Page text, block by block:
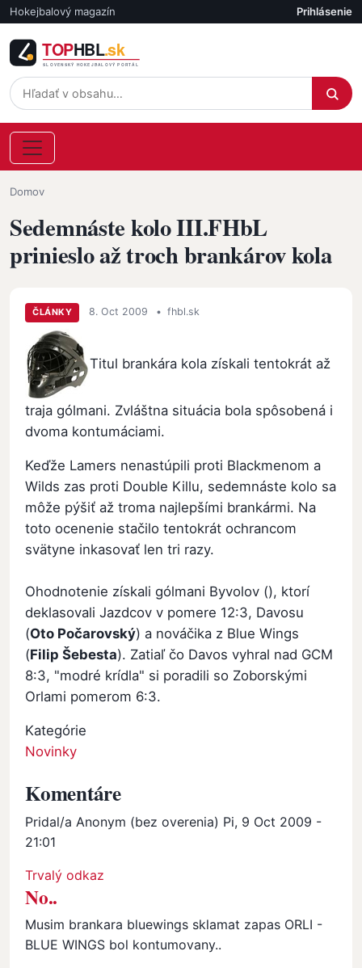
Skočiť na hlavný obsah
Hokejbalový magazín Účet
Prihlásenie
Omrvinka
Domov
Sedemnáste kolo III.FHbL
prinieslo až troch brankárov kola
ČLÁNKY 8. Oct 2009 • fhbl.sk
Titul brankára kola získali tentokrát až
traja gólmani. Zvláštna situácia bola spôsobená i
dvoma kontumáciami.
Keďže Lamers nenastúpili proti Blackmenom a
Wilds zas proti Double Killu, sedemnáste kolo sa
môže pýšiť až troma najlepšími brankármi. Na
toto ocenenie stačilo tentokrát ochrancom
svätyne inkasovať len tri razy.
Ohodnotenie získali gólmani Byvolov (), ktorí
deklasovali Jazdcov v pomere 12:3, Davosu
(Oto Počarovský) a nováčika z Blue Wings
(Filip Šebesta). Zatiaľ čo Davos vyhral nad GCM
8:3, "modré krídla" si poradili so Zoborskými
Orlami pomerom 6:3.
Kategórie
Novinky
Komentáre
Pridal/a Anonym (bez overenia) Pi, 9 Oct 2009 -
21:01
Trvalý odkaz
No..
Musim brankara bluewings sklamat zapas ORLI -
BLUE WINGS bol kontumovany..